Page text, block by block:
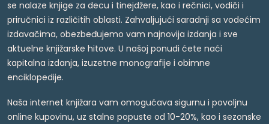
se nalaze knjige za decu i tinejdžere, kao i rečnici, vodiči i
priručnici iz različitih oblasti. Zahvaljujući saradnji sa vodećim
izdavačima, obezbeđujemo vam najnovija izdanja i sve
aktuelne knjižarske hitove. U našoj ponudi ćete naći
kapitalna izdanja, izuzetne monografije i obimne
enciklopedije.
Naša internet knjižara vam omogućava sigurnu i povoljnu
online kupovinu, uz stalne popuste od 10-20%, kao i sezonske